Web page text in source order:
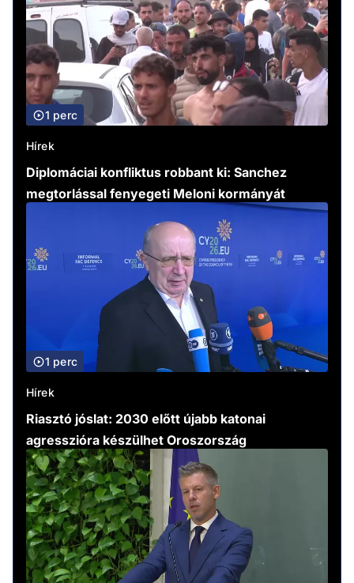
1 perc
Hírek
Diplomáciai konfliktus robbant ki: Sanchez
megtorlással fenyegeti Meloni kormányát
1 perc
Hírek
Riasztó jóslat: 2030 előtt újabb katonai
agresszióra készülhet Oroszország